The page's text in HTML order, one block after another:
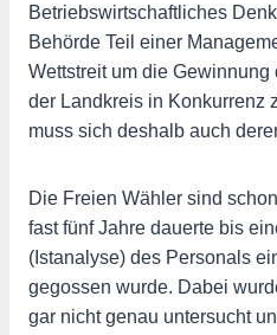
Betriebswirtschaftliches
Behörde Teil einer
Wettstreit um die
der Landkreis in Konkurrenz
muss sich deshalb auch
Die Freien Wähler sind
fast fünf Jahre dauerte bis
(Istanalyse) des Personals
gegossen wurde. Dabei
gar nicht genau untersucht